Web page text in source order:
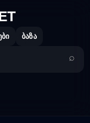
ბაზა